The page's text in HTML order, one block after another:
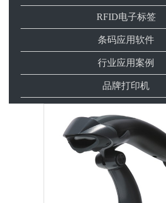
RFID电子标签
条码应用软件
行业应用案例
品牌打印机